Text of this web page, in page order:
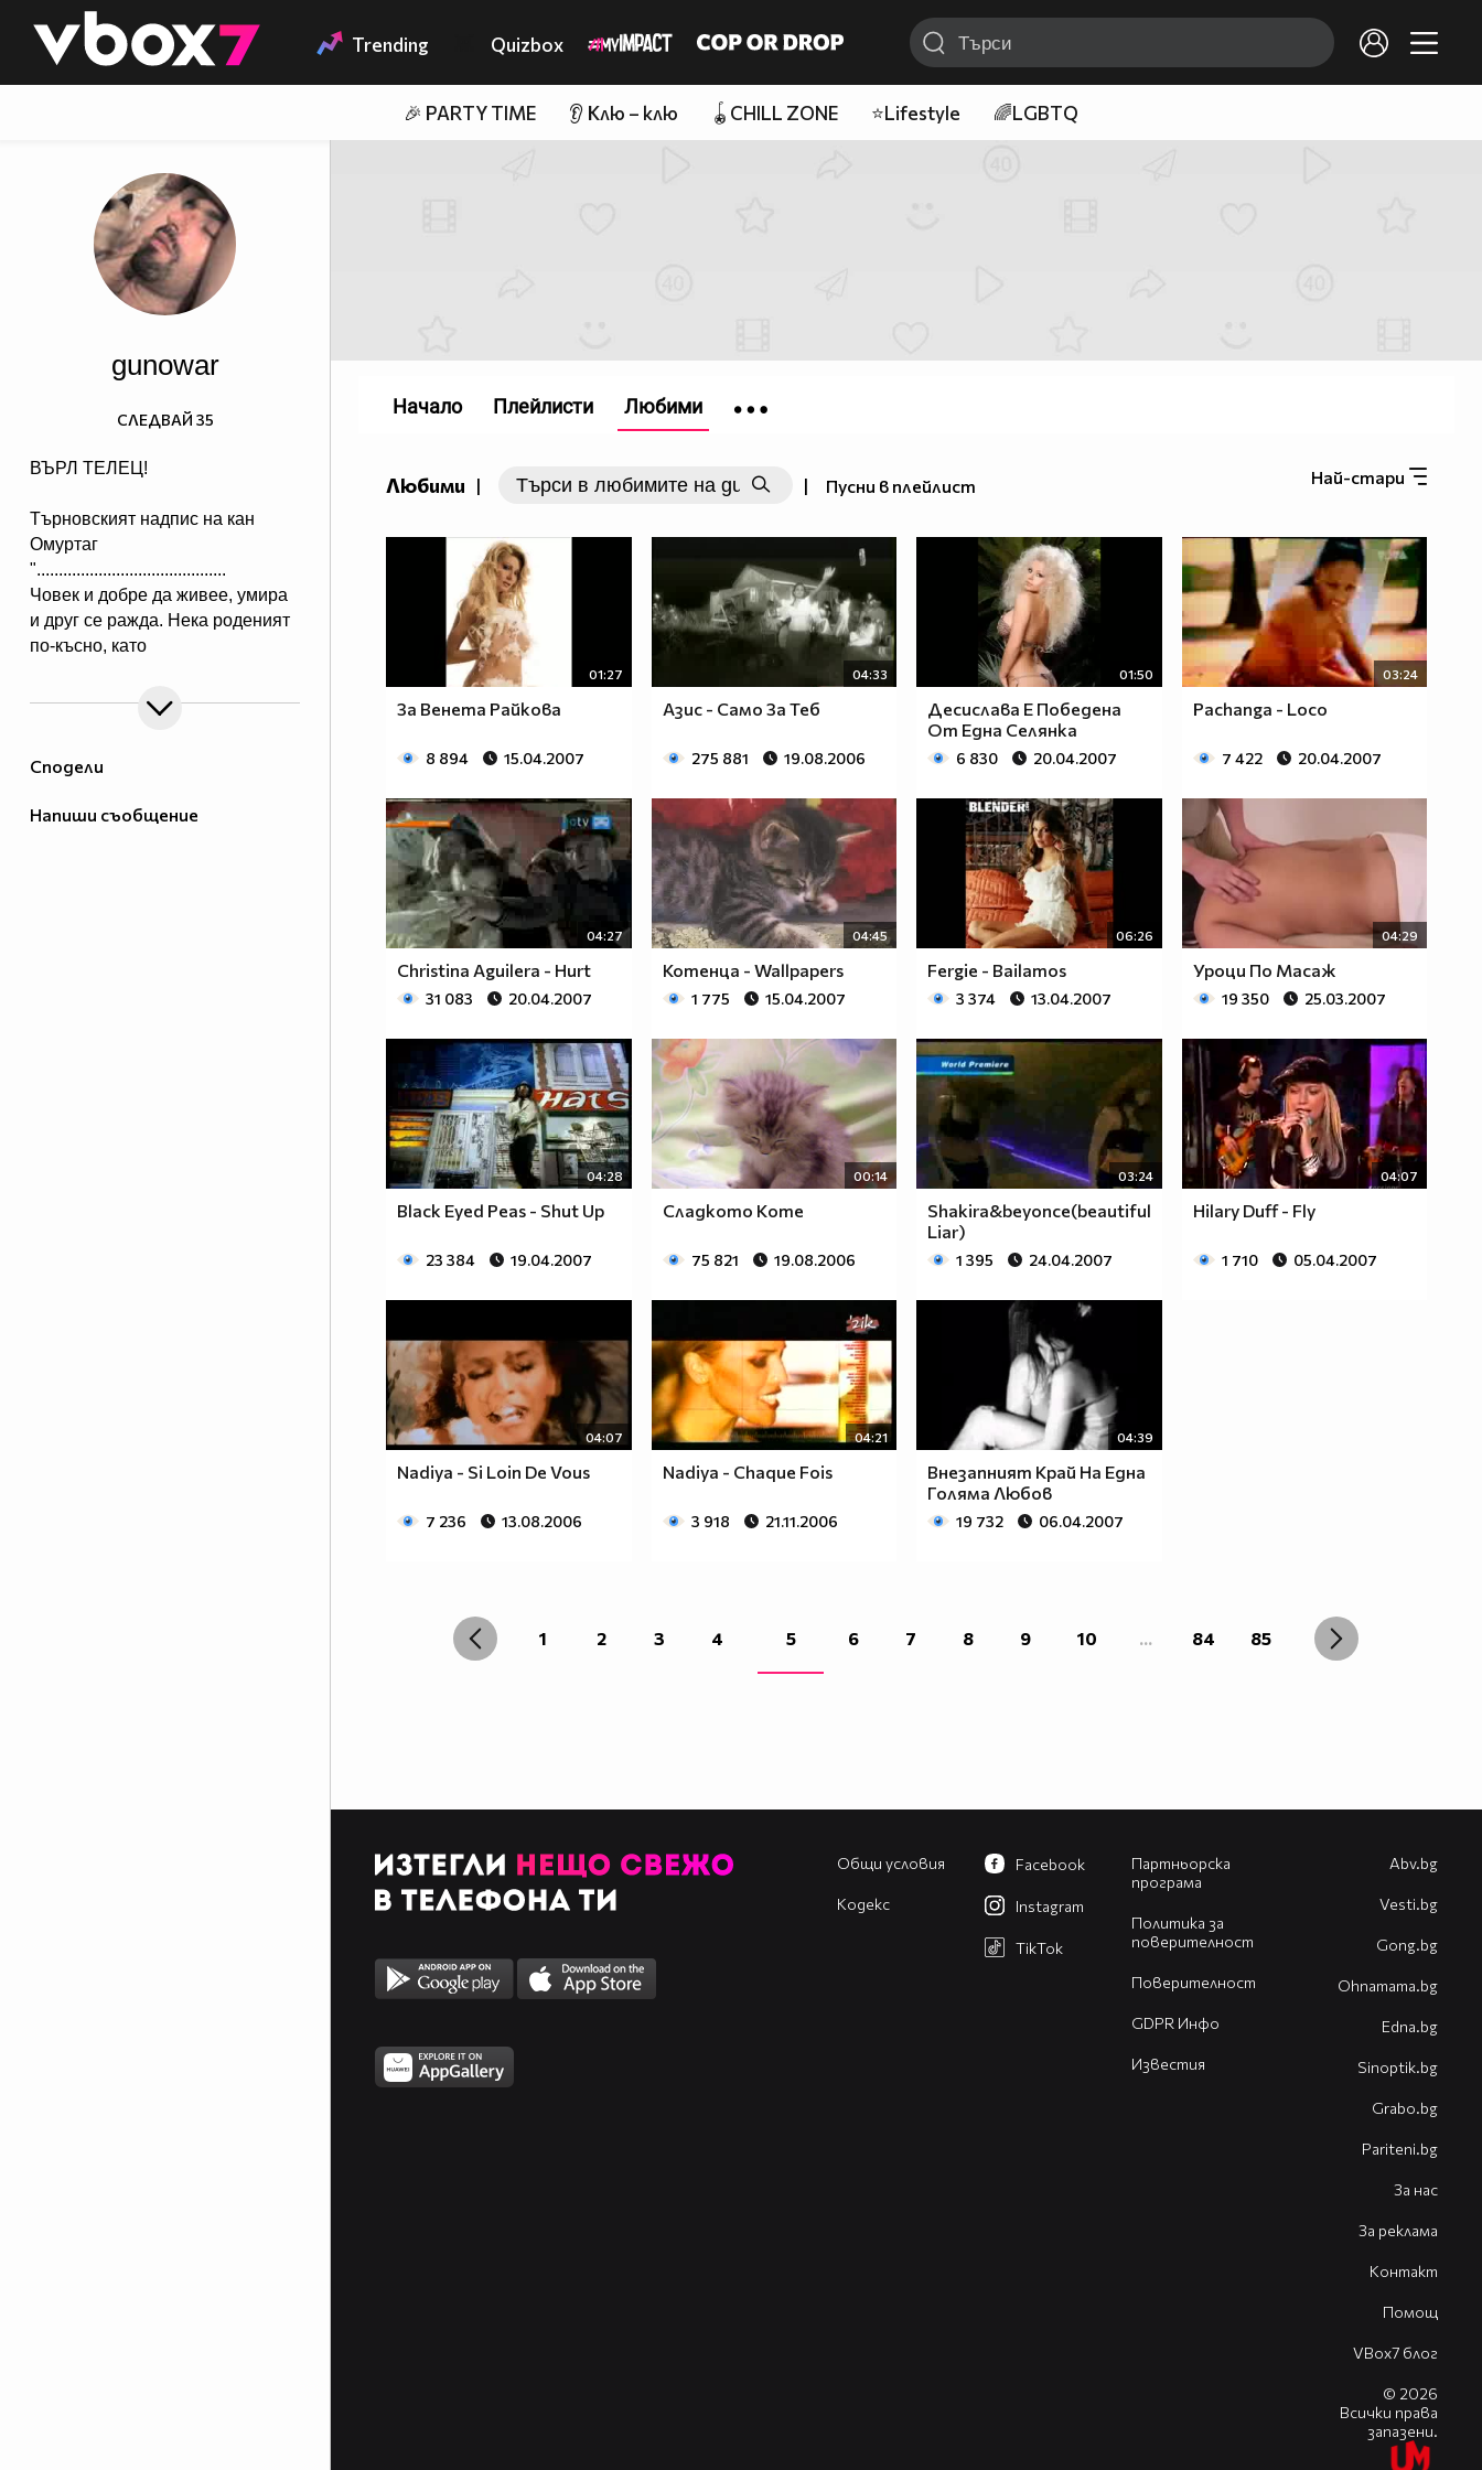
👾 Trending Quizbox
🎉 PARTY TIME 👂 Клю – клю 🪀CHILL ZONE ⭐Lifestyle 🌈LGBTQ
Сподели
Напиши съобщение
gunowar
ВЪРЛ ТЕЛЕЦ!
Търновският надпис на кан
Омуртаг
"...........................................
Човек и добре да живее, умира
и друг се ражда. Нека роденият
по-късно, като
за оногова, който го е направил.
А името на архонта е Омуртаг,
удостои да проживее сто
...........
СЛЕДВАЙ 35
Любими | | Пусни в плейлист Най-стари
01:27
За Венета Райкова
8 894 15.04.2007
04:33
Азис - Само За Теб
275 881 19.08.2006
01:50
Десислава E Победена
От Една Селянка
6 830 20.04.2007
03:24
Pachanga - Loco
7 422 20.04.2007
04:27
Christina Aguilera - Hurt
31 083 20.04.2007
04:45
Котенца - Wallpapers
1 775 15.04.2007
06:26
Fergie - Bailamos
3 374 13.04.2007
04:29
Уроци По Масаж
19 350 25.03.2007
04:28
Black Eyed Peas - Shut Up
23 384 19.04.2007
00:14
Сладкото Kоте
75 821 19.08.2006
03:24
Shakira&beyonce(beautiful
Liar)
1 395 24.04.2007
04:07
Hilary Duff - Fly
1 710 05.04.2007
04:07
Nadiya - Si Loin De Vous
7 236 13.08.2006
04:21
Nadiya - Chaque Fois
3 918 21.11.2006
04:39
Внезапният Край На Една
Голяма Любов
19 732 06.04.2007
1 2 3 4 5 6 7 8 9 10 ... 84 85
Начало Плейлисти Любими
Общи условия
Кодекс
Партньорска
програма
Политика за
поверителност
Поверителност
GDPR Инфо
Известия
Facebook
Instagram
TikTok
Abv.bg
Vesti.bg
Gong.bg
Оhnamama.bg
Edna.bg
Sinoptik.bg
Grabo.bg
Pariteni.bg
За нас
За реклама
Контакт
Помощ
VBox7 блог
© 2026
Всички права
запазени.